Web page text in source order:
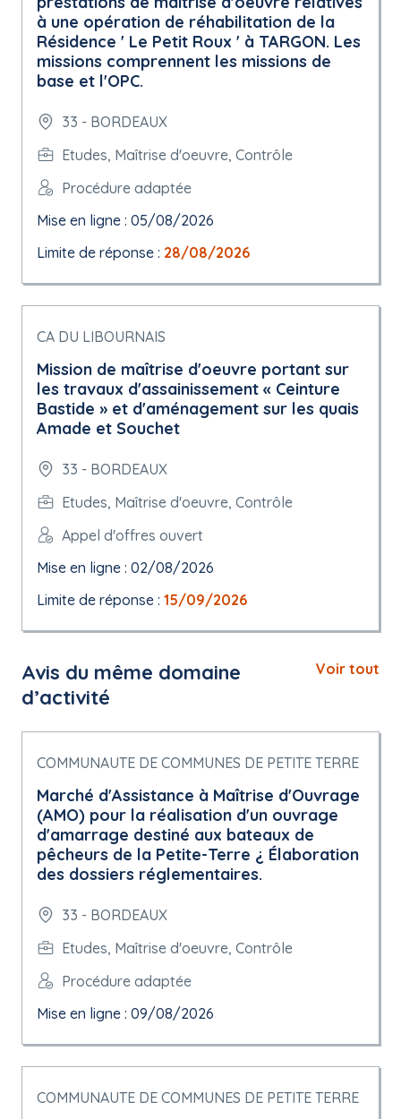
à une opération de réhabilitation de la
Résidence ' Le Petit Roux ' à TARGON. Les
missions comprennent les missions de
base et l'OPC.
33 - BORDEAUX
Etudes, Maîtrise d'oeuvre, Contrôle
Procédure adaptée
Mise en ligne : 05/08/2026
Limite de réponse : 28/08/2026
CA DU LIBOURNAIS
Mission de maîtrise d'oeuvre portant sur
les travaux d'assainissement « Ceinture
Bastide » et d'aménagement sur les quais
Amade et Souchet
33 - BORDEAUX
Etudes, Maîtrise d'oeuvre, Contrôle
Appel d'offres ouvert
Mise en ligne : 02/08/2026
Limite de réponse : 15/09/2026
Avis du même domaine
d’activité
Voir tout
COMMUNAUTE DE COMMUNES DE PETITE TERRE
Marché d'Assistance à Maîtrise d'Ouvrage
(AMO) pour la réalisation d'un ouvrage
d'amarrage destiné aux bateaux de
pêcheurs de la Petite-Terre ¿ Élaboration
des dossiers réglementaires.
33 - BORDEAUX
Etudes, Maîtrise d'oeuvre, Contrôle
Procédure adaptée
Mise en ligne : 09/08/2026
COMMUNAUTE DE COMMUNES DE PETITE TERRE